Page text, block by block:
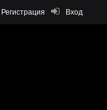
Вход
Регистрация